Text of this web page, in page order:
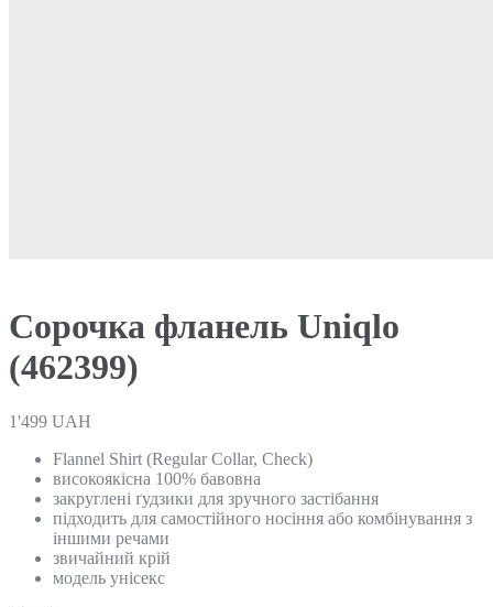
Сорочка фланель Uniqlo
(462399)
1'499 UAH
Flannel Shirt (Regular Collar, Check)
високоякісна 100% бавовна
закруглені ґудзики для зручного застібання
підходить для самостійного носіння або комбінування з
іншими речами
звичайний крій
модель унісекс